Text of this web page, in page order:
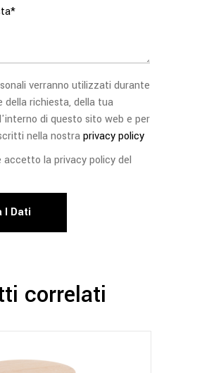
verranno utilizzati durante
della richiesta, della tua
di questo sito web e per
nella nostraprivacy policy
accetto la privacy policy del
I Dati
correlati